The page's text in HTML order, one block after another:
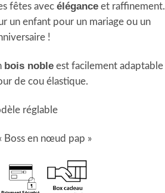
fêtes avec éléganceet raffinement.
un enfant pour un mariage ou un
!
bois nobleest facilement adaptable
de cou élastique.
réglable
Boss en nœud pap »